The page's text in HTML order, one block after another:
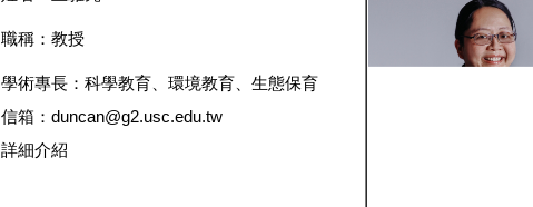
職稱：教授
學術專長：科學教育、環境教育、生態保育
信箱：duncan@g2.usc.edu.tw
詳細介紹